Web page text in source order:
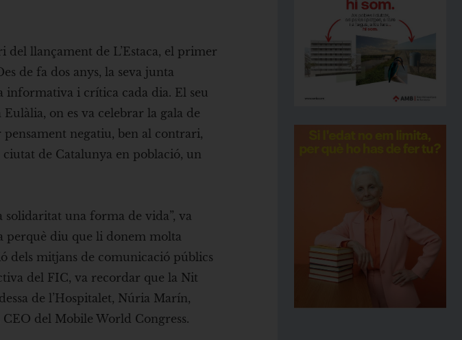
llançament de L’Estaca, el primer
de fa dos anys, la seva junta
informativa i crítica cada dia. El seu
on es va celebrar la gala de
negatiu, ben al contrari,
de Catalunya en població, un
solidaritat una forma de vida”, va
perquè diu que li donem molta
dels mitjans de comunicació públics
del FIC, va recordar que la Nit
de l’Hospitalet, Núria Marín,
del Mobile World Congress.